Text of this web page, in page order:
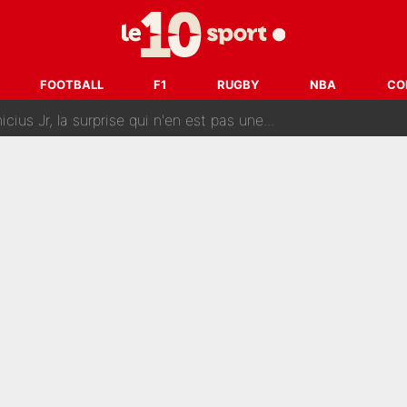
FOOTBALL F1 RUGBY NBA
Gianni Infantino ? «Il serait un mauvais président», le patron
prêt à l’écarter au PSG, la décision qui va accélérer son
: Kylian Mbappé et Lamine Yamal changent de chaîne, «le
liste, Zidane a décidé d’accueillir une nouvelle tête en